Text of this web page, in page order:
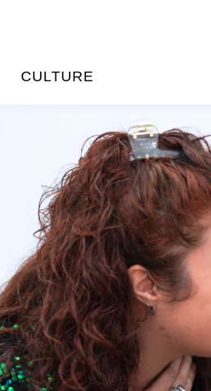
CULTURE
MÉDIATHÈQUES
PROGRAMMATION CINÉMA
LIVRE ET DÉBAT D’IDÉES
RÉSIDENCES D'ARTISTES
ET